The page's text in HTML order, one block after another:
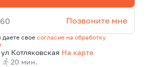
Позвоните мне
даете своесогласие на обработку
Котляковская На карте
20 мин.